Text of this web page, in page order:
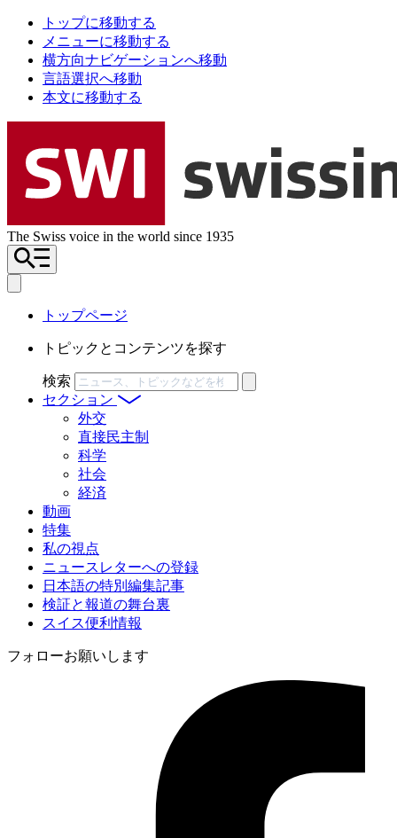
トップに移動する
メニューに移動する
横方向ナビゲーションへ移動
言語選択へ移動
本文に移動する
The Swiss voice in the world since 1935
トップページ
トピックとコンテンツを探す
検索
セクション
外交
直接民主制
科学
社会
経済
動画
特集
私の視点
ニュースレターへの登録
日本語の特別編集記事
検証と報道の舞台裏
スイス便利情報
フォローお願いします